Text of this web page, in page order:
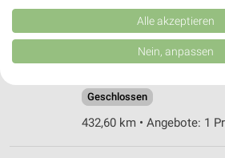
EURONICS Häusler
Schützenstraße 12
91625 Schnelldorf
Geschlossen
432,60 km • Angebote: 1
Kombinationen von Daten aus verschiedenen
Verbesserung der Angebote. Verwendung
von Inhalten.
Daten können außerhalb der Europäischen Union
Website/App.
Partnerliste anzeigen (1 IAB-Anbieter)
Wir nutzen Ihre Daten für folgende Zwecke:
Alle akzeptieren
Nein, anpassen